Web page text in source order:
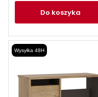
do koszyka
Wysyłka 48H